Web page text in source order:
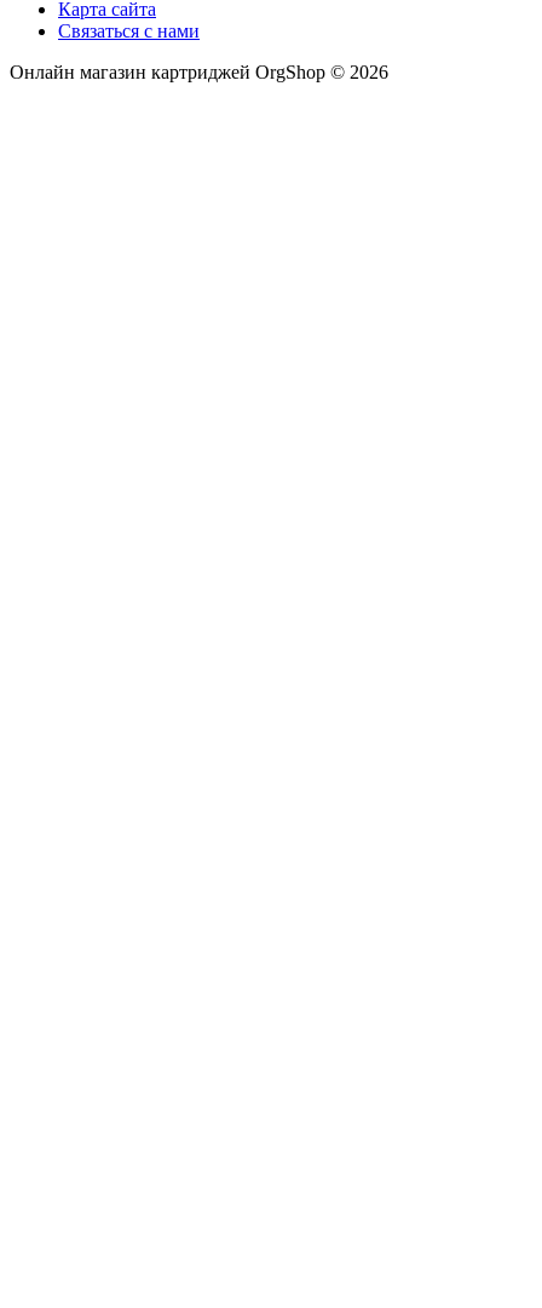
Карта сайта
Связаться с нами
Онлайн магазин картриджей OrgShop © 2026